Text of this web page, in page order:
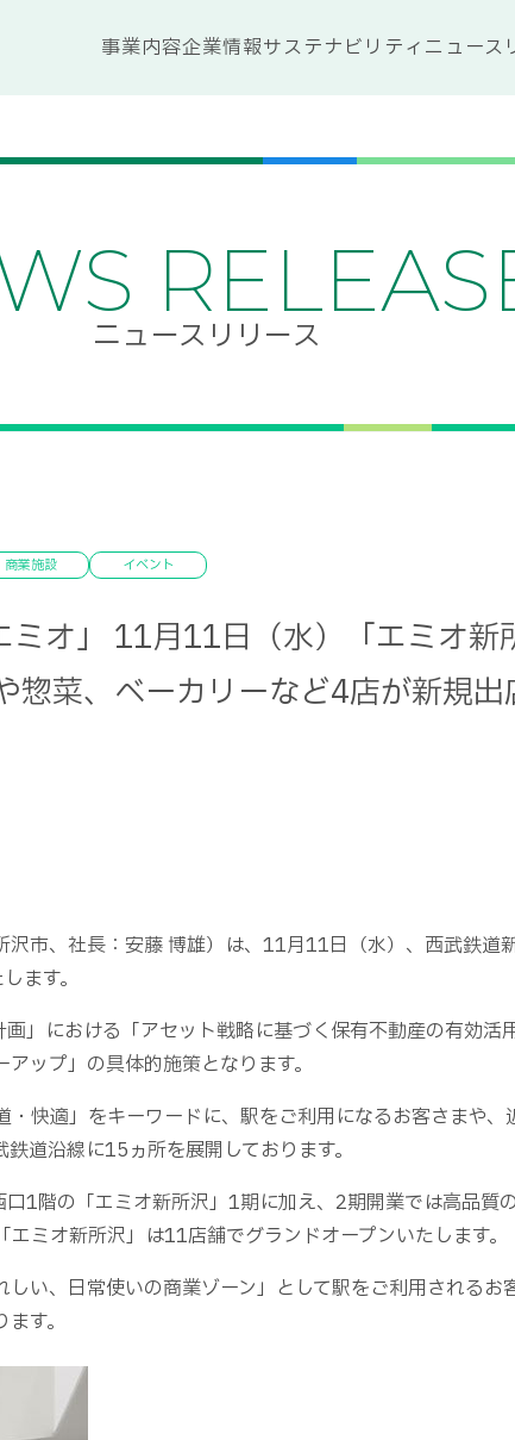
事業内容企業情報サステナビリティ ニュース
ニュースリリース
商業施設 イベント
オ」 11月11日（水）「エミオ新
惣菜、ベーカリーなど4店が新規
市、社長：安藤 博雄）は、11月11日（水）、西武鉄道
ます。
」における「アセット戦略に基づく保有不動産の有効活
ップ」の具体的施策となります。
快適」をキーワードに、駅をご利用になるお客さまや
道沿線に15ヵ所を展開しております。
1階の「エミオ新所沢」1期に加え、2期開業では高品質
ミオ新所沢」は11店舗でグランドオープンいたします。
い、日常使いの商業ゾーン」として駅をご利用されるお
す。